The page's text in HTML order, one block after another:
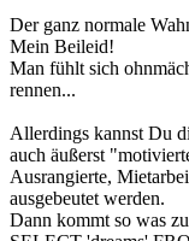
Der ganz normale
Mein Beileid!
Man fühlt sich
rennen...
Allerdings kannst Du
auch äußerst
Ausrangierte,
ausgebeutet werden.
Dann kommt so was